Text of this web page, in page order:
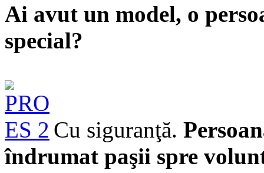
Ai avut un model, o
special?
Cu siguranţă.
îndrumat paşii spre